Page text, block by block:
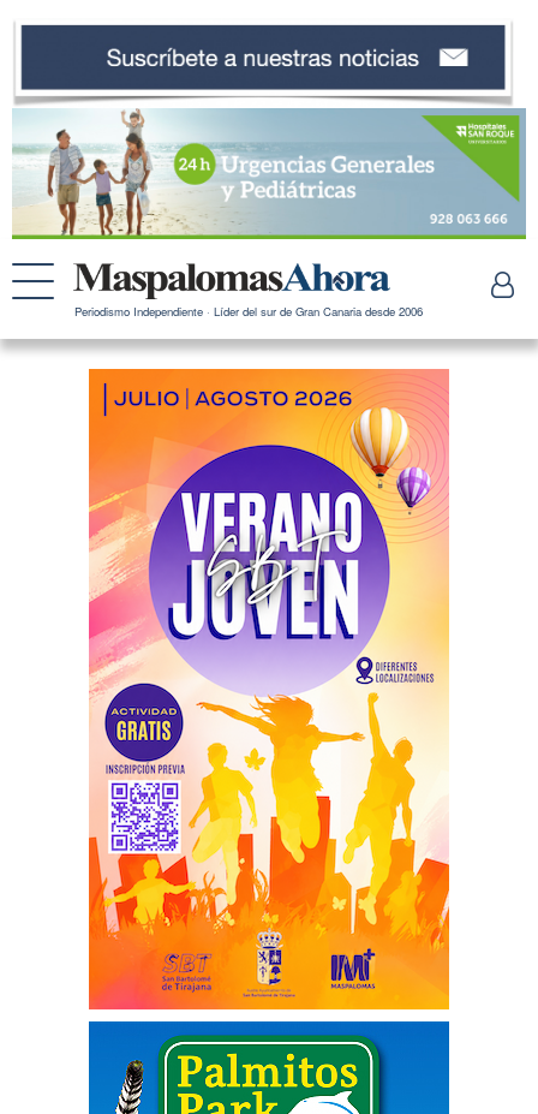
Periodismo Independiente · Líder del sur de Gran Canaria desde 2006